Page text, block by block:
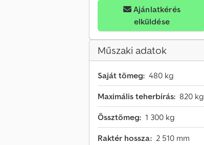
Ajánlatkérés
elküldése
Műszaki adatok
Saját tömeg: 480 kg
Maximális teherbírás: 820 kg
Össztömeg: 1 300 kg
Raktér hossza: 2 510 mm